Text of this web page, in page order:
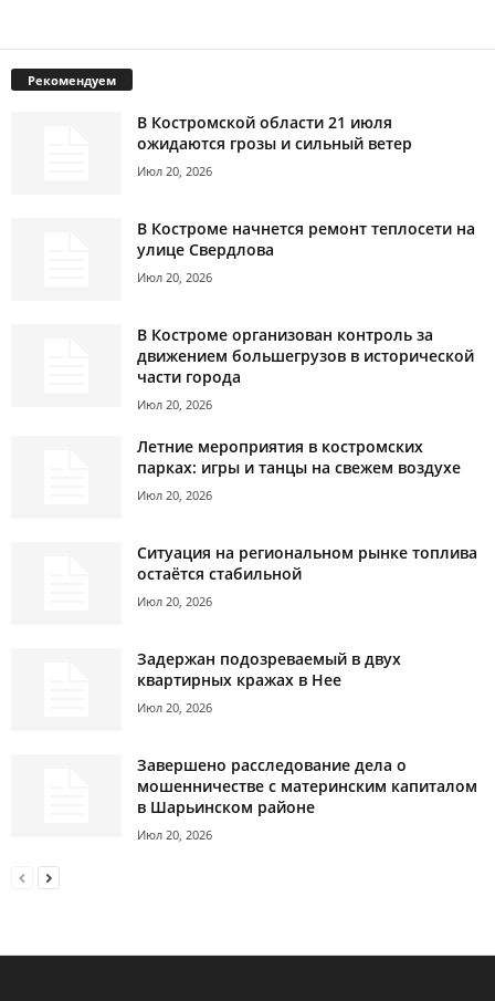
Рекомендуем
В Костромской области 21 июля
ожидаются грозы и сильный ветер
Июл 20, 2026
В Костроме начнется ремонт теплосети на
улице Свердлова
Июл 20, 2026
В Костроме организован контроль за
движением большегрузов в исторической
части города
Июл 20, 2026
Летние мероприятия в костромских
парках: игры и танцы на свежем воздухе
Июл 20, 2026
Ситуация на региональном рынке топлива
остаётся стабильной
Июл 20, 2026
Задержан подозреваемый в двух
квартирных кражах в Нее
Июл 20, 2026
Завершено расследование дела о
мошенничестве с материнским капиталом
в Шарьинском районе
Июл 20, 2026